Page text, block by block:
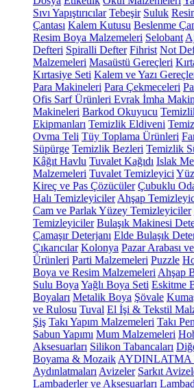
Sıvı Yapıştırıcılar Tebeşir Suluk
Çantası Kalem Kutusu Beslenme
Resim Boya Malzemeleri Selobant
Defteri Spiralli Defter Fihrist Not
Malzemeleri Masaüstü Gereçleri
Kırtasiye Seti Kalem ve Yazı
Para Makineleri Para Çekmeceleri
Ofis Sarf Ürünleri Evrak İmha
Makineleri Barkod Okuyucu
Ekipmanları Temizlik Eldiveni
Ovma Teli Tüy Toplama Ürünleri
Süpürge Temizlik Bezleri Temizlik
Kâğıt Havlu Tuvalet Kağıdı Islak
Malzemeleri Tuvalet Temizleyici
Kireç ve Pas Çözücüler Çubuklu
Halı Temizleyiciler Ahşap
Cam ve Parlak Yüzey Temizleyiciler
Temizleyiciler Bulaşık Makinesi
Çamaşır Deterjanı Elde Bulaşık
Çıkarıcılar Kolonya Pazar Arabası
Ürünleri Parti Malzemeleri Puzzle
Boya ve Resim Malzemeleri Ahşap
Sulu Boya Yağlı Boya Seti Eskitme
Boyaları Metalik Boya Şövale
ve Rulosu Tuval El İşi & Tekstil
Şiş Takı Yapım Malzemeleri Takı
Sabun Yapımı Mum Malzemeleri
Aksesuarları Silikon Tabancaları
Boyama & Mozaik AYDINLATMA
Aydınlatmaları Avizeler Sarkıt
Lambaderler ve Aksesuarları